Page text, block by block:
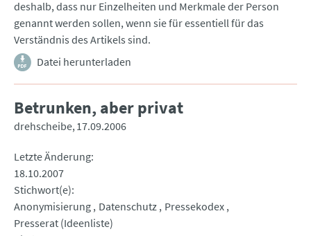
deshalb, dass nur Einzelheiten und Merkmale der Person
genannt werden sollen, wenn sie für essentiell für das
Verständnis des Artikels sind.
Datei herunterladen
Betrunken, aber privat
drehscheibe 17.09.2006
Letzte Änderung
18.10.2007
Stichwort(e)
Anonymisierung Datenschutz Pressekodex
Presserat (Ideenliste)